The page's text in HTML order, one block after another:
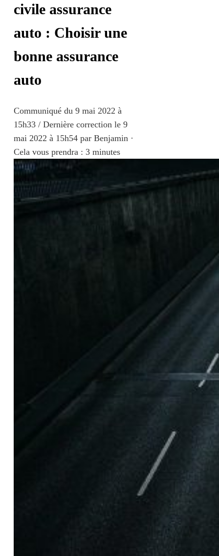
civile assurance
auto : Choisir une
bonne assurance
auto
Communiqué du 9 mai 2022 à
15h33 / Dernière correction le 9
mai 2022 à 15h54 par Benjamin ·
Cela vous prendra : 3 minutes